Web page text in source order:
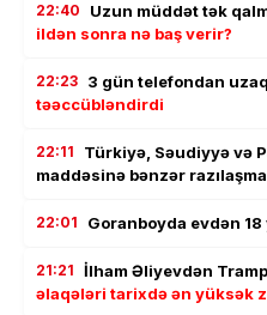
22:40 Uzun müddət tək
ildən sonra nə baş verir?
22:23 3 gün telefondan
təəccübləndirdi
22:11
Türkiyə, Səudiyyə və
maddəsinə bənzər
22:01 Goranboyda evdən 18
21:21 İlham Əliyevdən
əlaqələri tarixdə ən yüksək